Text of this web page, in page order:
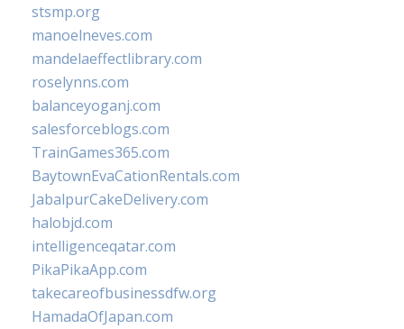
stsmp.org
manoelneves.com
mandelaeffectlibrary.com
roselynns.com
balanceyoganj.com
salesforceblogs.com
TrainGames365.com
BaytownEvaCationRentals.com
JabalpurCakeDelivery.com
halobjd.com
intelligenceqatar.com
PikaPikaApp.com
takecareofbusinessdfw.org
HamadaOfJapan.com